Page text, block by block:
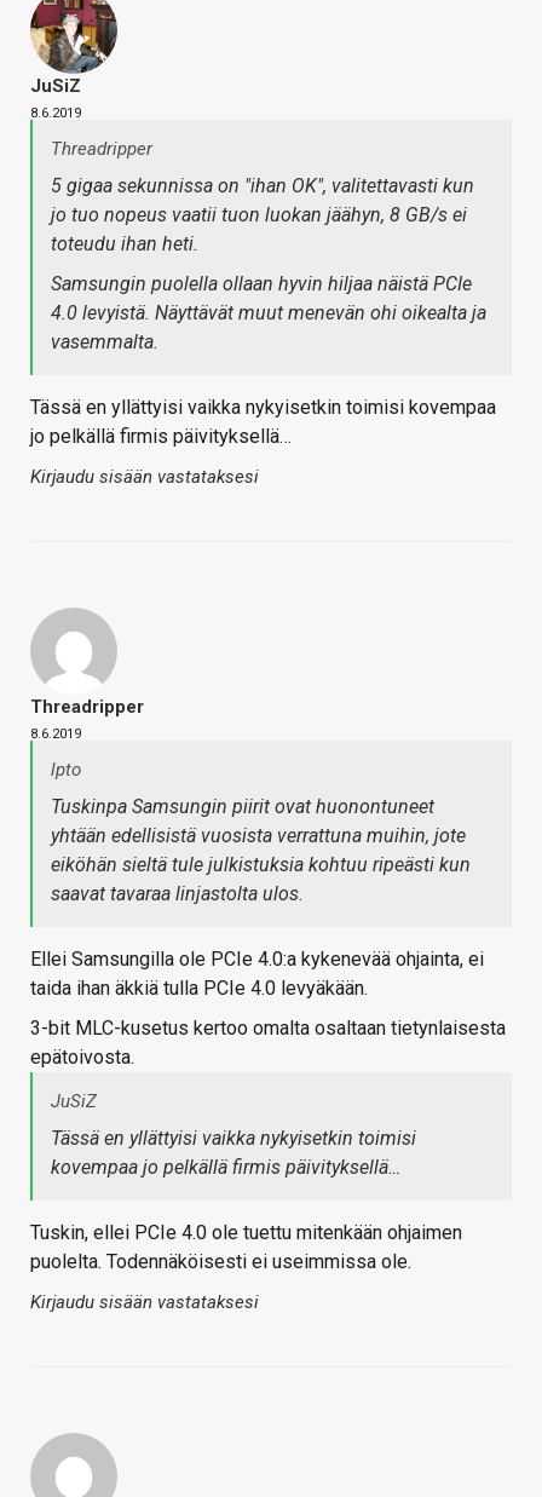
JuSiZ
8.6.2019
Threadripper
5 gigaa sekunnissa on "ihan OK", valitettavasti kun
jo tuo nopeus vaatii tuon luokan jäähyn, 8 GB/s ei
toteudu ihan heti.
Samsungin puolella ollaan hyvin hiljaa näistä PCIe
4.0 levyistä. Näyttävät muut menevän ohi oikealta ja
vasemmalta.
Tässä en yllättyisi vaikka nykyisetkin toimisi kovempaa
jo pelkällä firmis päivityksellä…
Kirjaudu sisään vastataksesi
Threadripper
8.6.2019
lpto
Tuskinpa Samsungin piirit ovat huonontuneet
yhtään edellisistä vuosista verrattuna muihin, jote
eiköhän sieltä tule julkistuksia kohtuu ripeästi kun
saavat tavaraa linjastolta ulos.
Ellei Samsungilla ole PCIe 4.0:a kykenevää ohjainta, ei
taida ihan äkkiä tulla PCIe 4.0 levyäkään.
3-bit MLC-kusetus kertoo omalta osaltaan tietynlaisesta
epätoivosta.
JuSiZ
Tässä en yllättyisi vaikka nykyisetkin toimisi
kovempaa jo pelkällä firmis päivityksellä…
Tuskin, ellei PCIe 4.0 ole tuettu mitenkään ohjaimen
puolelta. Todennäköisesti ei useimmissa ole.
Kirjaudu sisään vastataksesi